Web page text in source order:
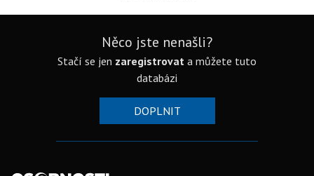
Něco jste nenašli?
Stačí se jen zaregistrovat a můžete tuto
databázi
DOPLNIT